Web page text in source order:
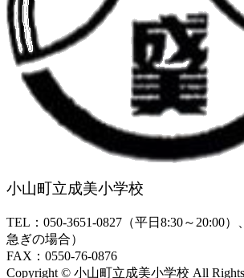
小山町立成美小学校
TEL：050-3651-0827（平日8:30～20:00）
急ぎの場合）
FAX：0550-76-0876
Copyright © 小山町立成美小学校 All Rights